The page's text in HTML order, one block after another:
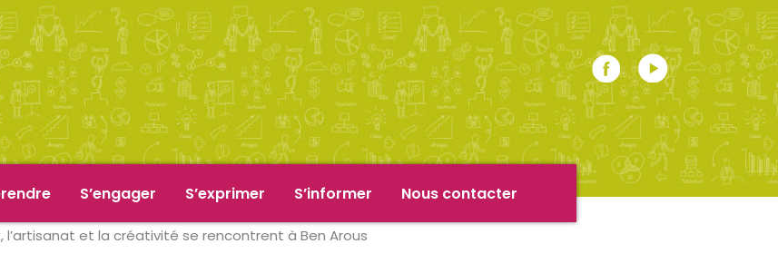
S’engager S’exprimer S’informer Nous contacter
l’artisanat et la créativité se rencontrent à Ben Arous